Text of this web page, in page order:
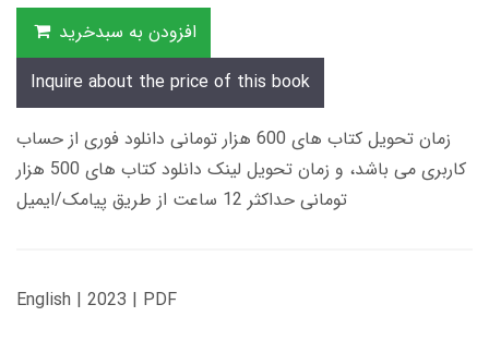
افزودن به سبدخرید
Inquire about the price of this book
زمان تحویل کتاب های 600 هزار تومانی دانلود فوری از حساب
کاربری می باشد، و زمان تحویل لینک دانلود کتاب های 500 هزار
تومانی حداکثر 12 ساعت از طریق پیامک/ایمیل
English | 2023 | PDF